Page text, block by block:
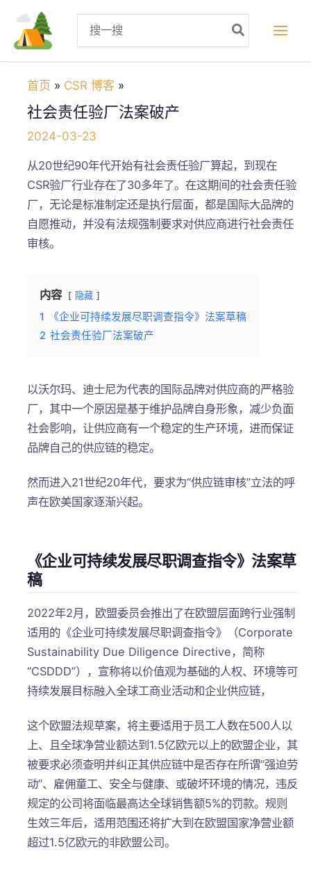
for:
首页 CSR 博客
社会责任验厂法案破产
2024-03-23
从20世纪90年代开始有社会责任验厂算起，到现在
CSR验厂行业存在了30多年了。在这期间的社会责任验
厂，无论是标准制定还是执行层面，都是国际大品牌的
自愿推动，并没有法规强制要求对供应商进行社会责任
审核。
内容 隐藏
1
《企业可持续发展尽职调查指令》法案草稿
2 社会责任验厂法案破产
以沃尔玛、迪士尼为代表的国际品牌对供应商的严格验
厂，其中一个原因是基于维护品牌自身形象，减少负面
社会影响，让供应商有一个稳定的生产环境，进而保证
品牌自己的供应链的稳定。
然而进入21世纪20年代，要求为“供应链审核”立法的呼
声在欧美国家逐渐兴起。
《企业可持续发展尽职调查指令》法案草
稿
2022年2月，欧盟委员会推出了在欧盟层面跨行业强制
适用的《企业可持续发展尽职调查指令》（Corporate
Sustainability Due Diligence Directive，简称
“CSDDD”），宣称将以价值观为基础的人权、环境等可
持续发展目标融入全球工商业活动和企业供应链，
这个欧盟法规草案，将主要适用于员工人数在500人以
上、且全球净营业额达到1.5亿欧元以上的欧盟企业，其
被要求必须查明并纠正其供应链中是否存在所谓“强迫劳
动”、雇佣童工、安全与健康、或破坏环境的情况，违反
规定的公司将面临最高达全球销售额5%的罚款。规则
生效三年后，适用范围还将扩大到在欧盟国家净营业额
超过1.5亿欧元的非欧盟公司。